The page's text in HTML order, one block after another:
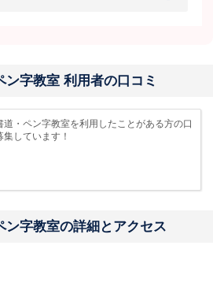
ン字教室 利用者の口コミ
道・ペン字教室を利用したことがある方の口
集しています！
ン字教室の詳細とアクセス